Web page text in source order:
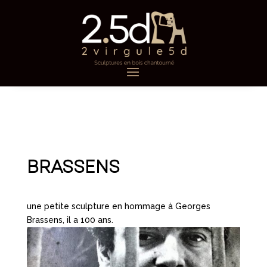
BRASSENS
une petite sculpture en hommage à Georges
Brassens, il a 100 ans.